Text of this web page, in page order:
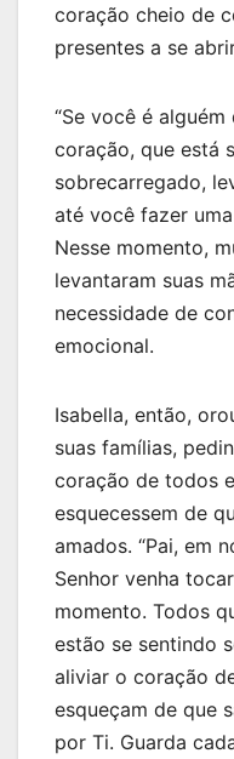
coração cheio de
presentes a se
“Se você é
coração, que está
sobrecarregado,
até você fazer
Nesse momento,
levantaram suas
necessidade de
emocional.
Isabella, então,
suas famílias,
coração de todos
esquecessem de
amados. “Pai, em
Senhor venha
momento. Todos
estão se sentindo
aliviar o coração
esqueçam de que
por Ti. Guarda